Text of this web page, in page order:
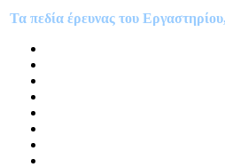
Τα πεδία έρευνας του